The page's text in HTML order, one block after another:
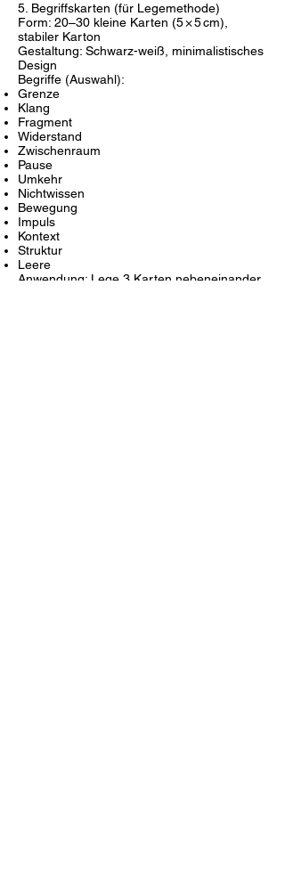
5. Begriffskarten (für Legemethode)
Form: 20–30 kleine Karten (5 × 5 cm),
stabiler Karton
Gestaltung: Schwarz-weiß, minimalistisches
Design
Begriffe (Auswahl):
Grenze
Klang
Fragment
Widerstand
Zwischenraum
Pause
Umkehr
Nichtwissen
Bewegung
Impuls
Kontext
Struktur
Leere
Anwendung: Lege 3 Karten nebeneinander